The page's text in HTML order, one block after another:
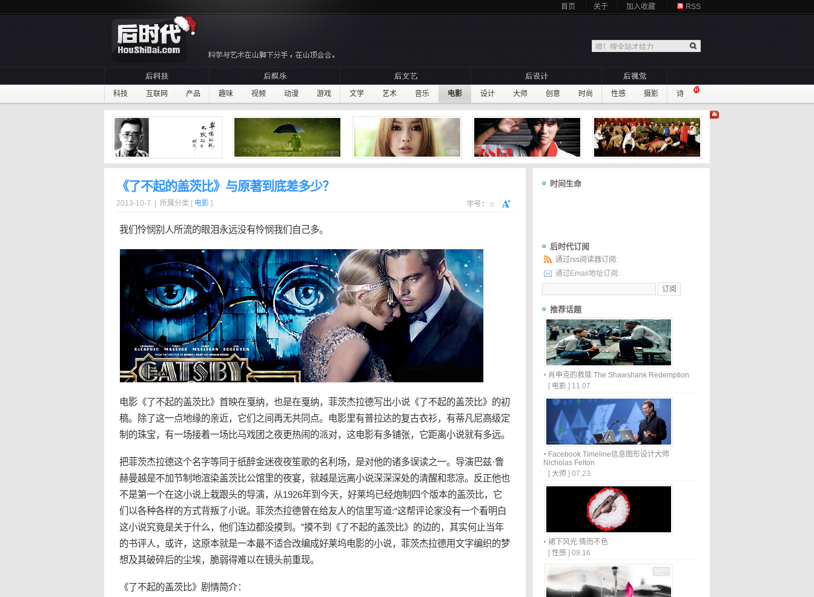
首页 关于 加入收藏 RSS
科技 互联网 产品 趣味 视频 动漫 游戏 文学 艺术 音乐 电影 设计 大师 创意 时尚 性感 摄影 诗
《了不起的盖茨比》与原著到底差多少？
2013-10-7 | 所属分类 [ 电影 ]
我们怜悯别人所流的眼泪永远没有怜悯我们自己多。
电影《了不起的盖茨比》首映在戛纳，也是在戛纳，菲茨杰拉德写出小说《了不起的盖茨比》的初
稿。除了这一点地缘的亲近，它们之间再无共同点。电影里有普拉达的复古衣衫，有蒂凡尼高级定
制的珠宝，有一场接着一场比马戏团之夜更热闹的派对，这电影有多铺张，它距离小说就有多远。
把菲茨杰拉德这个名字等同于纸醉金迷夜夜笙歌的名利场，是对他的诸多误读之一。导演巴兹·鲁
赫曼越是不加节制地渲染盖茨比公馆里的夜宴，就越是远离小说深深深处的清醒和悲凉。反正他也
不是第一个在这小说上栽跟头的导演，从1926年到今天， 好莱坞已经炮制四个版本的盖茨比，它
们以各种各样的方式背叛了小说。菲茨杰拉德曾在给友人的信里写道:“这帮评论家没有一个看明白
这小说究竟是关于什么，他们连边都没摸到。”摸不到《了不起的盖茨比》的边的，其实何止当年
的书评人，或许，这原本就是一本最不适合改编成好莱坞电影的小说，菲茨杰拉德用文字编织的梦
想及其破碎后的尘埃，脆弱得难以在镜头前重现。
《了不起的盖茨比》剧情简介：
时间生命
后时代订阅
通过rss阅读器订阅:
通过Email地址订阅:
推荐话题
肖申克的救赎 The Shawshank Redemption
[ 电影 ] 11.07
Facebook Timeline信息图形设计大师
Nicholas Felton
[ 大师 ] 07.23
裙下风光 情而不色
[ 性感 ] 09.16